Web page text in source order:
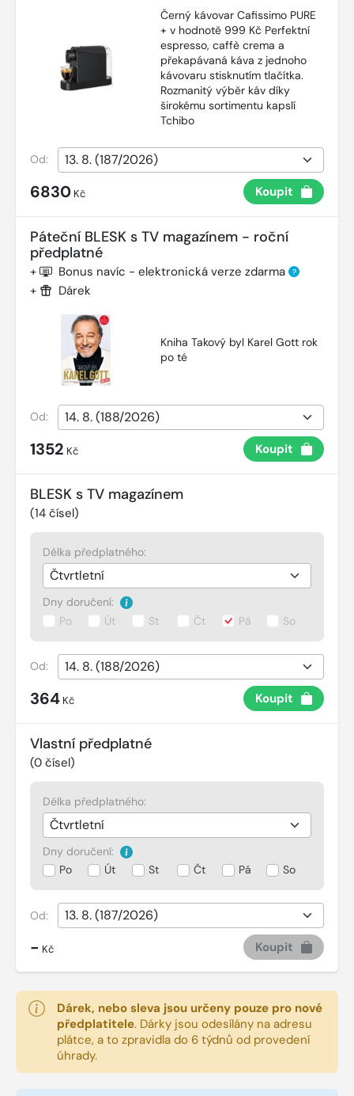
Černý kávovar Cafissimo PURE
+ v hodnotě 999 Kč Perfektní
espresso, caffè crema a
překapávaná káva z jednoho
kávovaru stisknutím tlačítka.
Rozmanitý výběr káv díky
širokému sortimentu kapslí
Tchibo
Od:
6830 Kč Koupit
Páteční BLESK s TV magazínem - roční
předplatné
+ Bonus navíc - elektronická verze zdarma ?
+ Dárek
Kniha Takový byl Karel Gott rok
po té
Od:
1352 Kč Koupit
BLESK s TV magazínem
(14 čísel)
Délka předplatného:
Dny doručení:
Po
Út St Čt Pá So
Od:
364 Kč Koupit
Vlastní předplatné
(0 čísel)
Délka předplatného:
Dny doručení:
Po
Út St Čt Pá So
Od:
- Kč Koupit
Dárek, nebo sleva jsou určeny pouze pro nové
předplatitele. Dárky jsou odesílány na adresu
plátce, a to zpravidla do 6 týdnů od provedení
úhrady.